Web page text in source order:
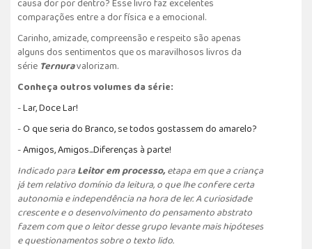
causa dor por dentro? Esse livro faz excelentes
comparações entre a dor física e a emocional.
Carinho, amizade, compreensão e respeito são apenas
alguns dos sentimentos que os maravilhosos livros da
série Ternuravalorizam.
Conheça outros volumes da série:
-Lar, Doce Lar!
-O que seria do Branco, se todos gostassem do amarelo?
-Amigos, Amigos...Diferenças à parte!
Indicado paraLeitor em processo,etapa em que a criança
já tem relativo domínio da leitura, o que lhe confere certa
autonomia e independência na hora de ler. A curiosidade
crescente e o desenvolvimento do pensamento abstrato
fazem com que o leitor desse grupo levante mais hipóteses
e questionamentos sobre o texto lido.